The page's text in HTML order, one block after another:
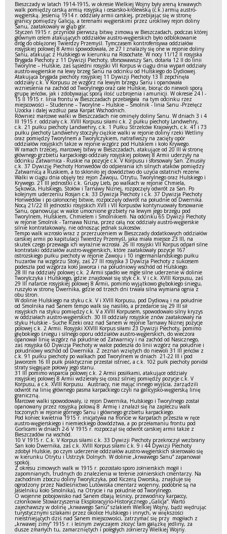
Bieszczady w latach 1914-1915, w okresie Wielkiej Wojny były areną krwawych
walk pomiędzy carską armią rosyjską i cesarsko-królewską (c.k.) armią austro-
węgierską. Jesienią 1914 r. oddziały armii carskiej, przebijając się w stronę
granicy pomiędzy Galicją, a terenami węgierskimi przez urokliwy rejon doliny
Sanu, zaatakowały w głąb gór.
Styczeń 1915 r. przyniósł pierwszą bitwę zimową w Bieszczadach, podczas której
głównym celem atakujących oddziałów austro-węgierskich było odblokowanie
dróg do oblężonej Twierdzy Przemyśl. Tymczasem kontrofensywa oddziałów
rosyjskiej polowej 8 Armii spowodowała, że 27 I znalazły się one w rejonie doliny
Sanu, atakując z Hulskiego w kierunku na Rosochate. W nocy 11/12 II rosyjska
Brygada Piechoty z 11 Dywizji Piechoty, sforsowawszy San, dotarła 12 II do linii
Tworylne – Hulskie, zaś sąsiedni rosyjski VII Korpus w ciągu dnia wyparł oddziały
austro-węgierskie na lewy brzeg Sanu na odcinku od Hulskiego do Dydiowej.
Atakująca brygada piechoty rosyjskiej 11 Dywizji Piechoty 13 II zepchnęła
oddziały c.k. V Korpusu ze wzgórz na lewym brzegu Sanu i opanowała
wzniesienia na zachód od Tworylnego oraz całe Hulskie, biorąc do niewoli sporą
grupę jeńców, jak i zdobywając sporą ilość uzbrojenia i amunicji. W okresie 24 I -
15 II 1915 r. linia frontu w Bieszczadach przebiegała na tym odcinku rzez
miejscowości – Studenne – Tworylne – Hulskie – Smolnik - linia Sanu -Przełęcz
Użocka i dalej wzdłuż pasa Karpat Wschodnich.
Również marcowe walki w Bieszczadach nie ominęły doliny Sanu. W dniach 3 i 4
III 1915 r. oddziały c.k. XVIII Korpusu siłami c.k. 2 pułku piechoty Landwehry,
c.k. 21 pułku piechoty Landwehry, c.k. 1 Pułku Strzelców Krajowych, c.k. 41 i 73
pułku piechoty Landwehry stoczyły ciężkie walki w rejonie doliny rzeki Wetliny
oraz pomiędzy Tworylnem a Tworylczykiem, natrafiwszy na zacięty opór
oddziałów rosyjskich także w rejonie wzgórz pod Hulskiem i koło Krywego.
W ramach trzeciej, marcowej bitwy w Bieszczadach, atakujące od 20 III w stronę
głównego grzbietu karpackiego oddziały rosyjskiej polowej 8 Armii uderzyły na
odcinku Zatwarnica - Ruskie na pozycje c.k. V Korpusu i sforsowały San. Zmusiły
c.k. 37 Dywizję Piechoty Honwedów do odpierania ich silnych ataków pomiędzy
Zatwarnicą a Ruskiem, a to skłoniło jej dowództwo do użycia ostatnich rezerw.
Walki w ciągu dnia objęły też rejon Zawoju, Otrytu, Tworylnego oraz Hulskiego i
Krywego. 21 III jednostki c.k. Grupy Lieb, po walkach w rejonie Chmiela,
Sękowca, Hulskiego, Stołów i Tarnawy Niżnej, rozpoczęły odwrót za San. Po
kolejnym uderzeniu Rosjan c.k. 33 Dywizja Piechoty i c.k. 37 Dywizja Piechoty
Honwedów i po całonocnej bitwie, rozpoczęły odwrót na południe od Dwernika.
Nocą 21/22 III jednostki rosyjskich XVII i VII Korpusów kontynuowały forsowanie
Sanu, opanowując w walce umocnione grzbiety na lewym jego brzegu pod
Tworylnem, Hulskiem, Chmielem i Smolnikiem. Na odcinku 65 Dywizji Piechoty
w rejonie Smolnik - Tarnawa Niżna, przez całą noc oddziały austro-węgierskie
silnie kontratakowały, nie odnosząc jednak sukcesów.
Tempo walk wzrosło wraz z przerzuceniem w Bieszczady dodatkowych oddziałów
carskiej armii po kapitulacji Twierdzy Przemyśl, jaka miała miejsce 23 III, na
skutek czego przewaga ich wyraźnie wzrosła. 26 III rosyjski VII Korpus odparł silne
kontrataki oddziałów austro-węgierskich, które zaatakowały pozycje 167
ostrożskiego pułku piechoty w rejonie Zawoju i 10 ingermanlandskiego pułku
huzarów na wzgórzu Stoły, zaś 27 III rosyjska 3 Dywizja Piechoty z sukcesem
podeszła pod wzgórza koło Jaworca i na południowy wschód od Hulskiego.
28 III na oddziały polowej c.k. 2 Armii spadło we mgle silne uderzenie w dolinie
Tworylczyka i Hulskiego, gdzie znajdował się styk c.k. V i c.k. XVIII Korpusu, zaś
29 III natarcie rosyjskiej polowej 8 Armii, pomimo wyjątkowo głębokiego śniegu,
ruszyło w stronę Dwernika, gdzie od trzech dni trwała silna wymiana ognia z
obu stron.
W dolinie Hulskiego na styku c.k. V i XVIII Korpusu, pod Dydiową i na południe
od Smolnika nad Sanem tempo walk się nasiliło, a przedarcie się 29 III sił
rosyjskich na styku pomiędzy c.k. V a XVIII Korpusem, spowodowało silny kryzys
w oddziałach austro-węgierskich. 30 III oddziały rosyjskie znów zaatakowały na
styku Hulskie - Suche Rzeki oraz nad Sanem w rejonie Tarnawy Niżnej pozycje
polowej c.k. 2 Armii. Rosyjski XXVIII Korpus siłami 23 Dywizji Piechoty, pomimo
głębokiego śniegu i silnego oporu oddziałów austro-węgierskich, do wieczora
opanował linię wzgórz na południe od Zatwarnicy i na zachód od Nasicznego,
zaś rosyjska 60 Dywizja Piechoty w walce podeszła do linii wzgórz na południe i
południowy wschód od Dwernika. Z zeznań wziętych do niewoli 31 III jeńców z
c.k. 91 pułku piechoty po walkach pod Tworylnem w dniach 21-22 III i pod
Jaworcem 16 III pułk praktycznie przestał istnieć, a c.k. 102 pułk piechoty poniósł
straty sięgające połowy jego stanu.
31 III pomimo wsparcia polowej c.k. 2 Armii posiłkami, atakujące oddziały
rosyjskiej polowej 8 Armii wdzierały się coraz silniej pomiędzy pozycje c.k. V
Korpusu, a c.k. XVIII Korpusu. Austriacy, nie mając innego wyjścia, zarządzili
odwrót na linię głównego pasma karpackiego czyli na galicyjsko-węgierską linię
graniczną.
Marcowe walki spowodowały, iż rejon Dwernika, Hulskiego i Tworylnego został
opanowany przez rosyjską polową 8 Armię i znalazł się na zapleczu walk
toczonych w rejonie górnego Sanu i głównego grzbietu karpackiego.
Pod koniec kwietnia 1915 r. inicjatywa na froncie w Karpatach przeszła w ręce
austro-węgierskiego i niemieckiego dowództwa, a po przełamaniu frontu pod
Gorlicami w dniach 2-6 V 1915 r. rozpoczął się odwrót carskiej armii także z
Bieszczadów na wschód.
10 V 1915 r. C.k. V Korpus siłami c.k. 33 Dywizji Piechoty przekroczył wezbrany
San koło Dwernika, zaś c.k. XVIII Korpus siłami c.k. 9 i 44 Dywizji Piechoty
zdobył Hulskie, po czym uderzenie oddziałów austro-węgierskich skierowało się
w kierunku Otrytu i Ustrzyk Dolnych. W dolinie „krwawego Sanu” zapanował
spokój.
Z okresu zimowych walk w 1915 r. pozostało sporo żołnierskich mogił i
zapomnianych, trudnych do znalezienia w terenie żołnierskich cmentarzy. Na
zachodnim zboczu doliny Tworylczyka, pod Kiczerą Dworską, znajduje się
ogrodzony przez Nadleśnictwo Lutowiska cmentarz wojenny, podobne są na
Jasielniku koło Smolnika), na Otrycie i na południe od Tworylnego.
O wojenne pobojowisko nad Sanem dbają leśnicy, przewodnicy karpaccy,
członkowie Stowarzyszenia Eksploracyjno-Historycznego „Galicja”. Warto
zajechawszy w dolinę „krwawego Sanu” szlakiem Wielkiej Wojny, bądź wędrując
turystycznymi szlakami przez okolice Hulskiego i innych, w większości
nieistniejących dziś nad Sanem miejscowości, zatrzymać się przy mogiłach z
„krwawej zimy” 1915 r. i leśnym zwyczajem złożyć tam gałązkę jedliny, za
dusze zmarłych tu, zamarzniętych i poległych żołnierzy Wielkiej Wojny.